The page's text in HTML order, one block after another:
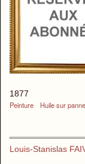
1877
Peinture
Huile sur
Louis-Stanislas